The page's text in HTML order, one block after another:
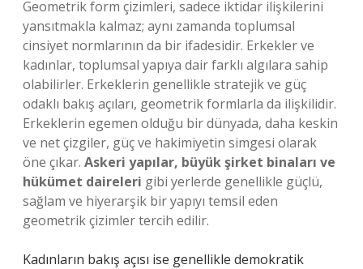
Geometrik form çizimleri, sadece iktidar ilişkilerini
yansıtmakla kalmaz; aynı zamanda toplumsal
cinsiyet normlarının da bir ifadesidir. Erkekler ve
kadınlar, toplumsal yapıya dair farklı algılara sahip
olabilirler. Erkeklerin genellikle stratejik ve güç
odaklı bakış açıları, geometrik formlarla da ilişkilidir.
Erkeklerin egemen olduğu bir dünyada, daha keskin
ve net çizgiler, güç ve hakimiyetin simgesi olarak
öne çıkar. Askeri yapılar, büyük şirket binaları ve
hükümet daireleri gibi yerlerde genellikle güçlü,
sağlam ve hiyerarşik bir yapıyı temsil eden
geometrik çizimler tercih edilir.
Kadınların bakış açısı ise genellikle demokratik